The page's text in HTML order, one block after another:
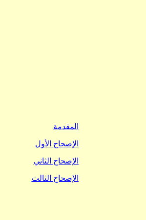
المقدمة
الإصحاح الأول
الإصحاح الثاني
الإصحاح الثالث